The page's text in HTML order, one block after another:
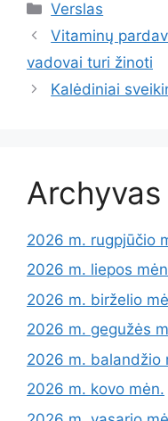
Kategorijos
Verslas
Vitaminų
vadovai turi žinoti
Kalėdiniai
Archyvas
2026 m. rugpjūčio
2026 m. liepos
2026 m. birželio
2026 m. gegužės
2026 m. balandžio
2026 m. kovo mėn.